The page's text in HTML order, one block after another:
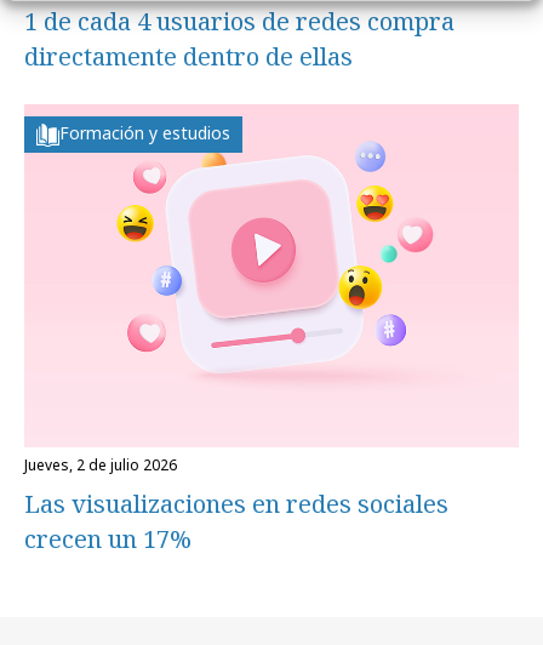
1 de cada 4 usuarios de redes compra
directamente dentro de ellas
Formación y estudios
jueves, 2 de julio 2026
Las visualizaciones en redes sociales
crecen un 17%